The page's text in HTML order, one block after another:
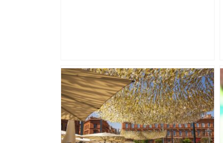
Direct. Top 14 – Montpellier – Stade
français : qui pour rejoindre l'ogre
toulousain en finale ? Suivez la demi-
finale – Rugbyrama